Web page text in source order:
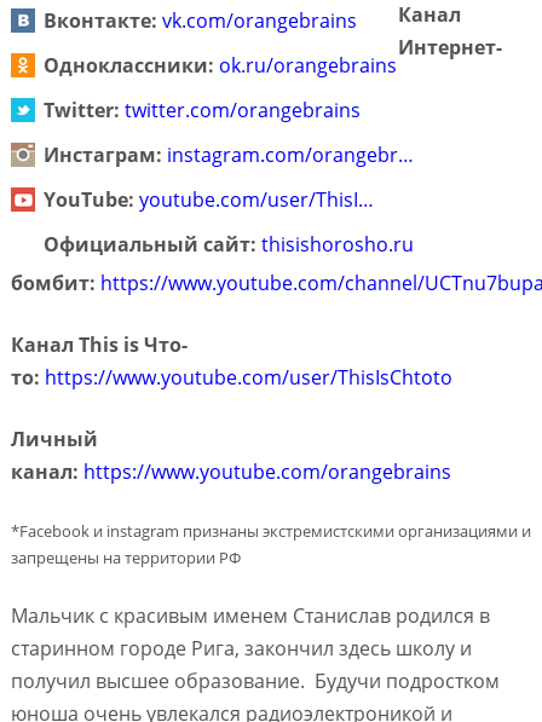
Вконтакте: vk.com/orangebrains
Одноклассники: ok.ru/orangebrains
Twitter: twitter.com/orangebrains
Инстаграм: instagram.com/orangebr…
YouTube: youtube.com/user/ThisI…
Официальный сайт: thisishorosho.ru
Канал
Интернет-
бомбит: https://www.youtube.com/channel/
Канал This is Что-
то: https://www.youtube.com/user/ThisIsChtoto
Личный
канал: https://www.youtube.com/orangebrains
*Facebook и instagram признаны экстремистскими организациями и
запрещены на территории РФ
Мальчик с красивым именем Станислав родился в
старинном городе Рига, закончил здесь школу и
получил высшее образование. Будучи подростком
юноша очень увлекался радиоэлектроникой и